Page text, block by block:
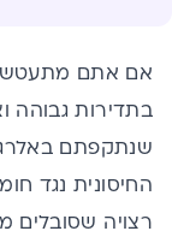
אם אתם
בתדירות גבוהה
שנתקפתם
החיסונית נגד